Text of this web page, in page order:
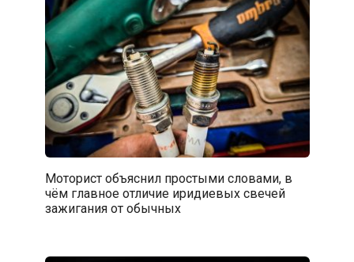
Моторист объяснил простыми словами, в
чём главное отличие иридиевых свечей
зажигания от обычных